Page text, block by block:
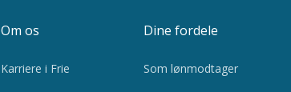
Om os
Karriere i Frie
Dine fordele
Som lønmodtager